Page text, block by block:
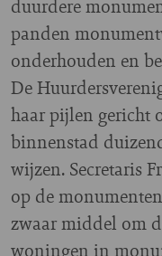
duurdere
panden
onderhouden en
De
haar pijlen gericht
binnenstad
wijzen. Secretaris
op de
zwaar middel om
woningen in